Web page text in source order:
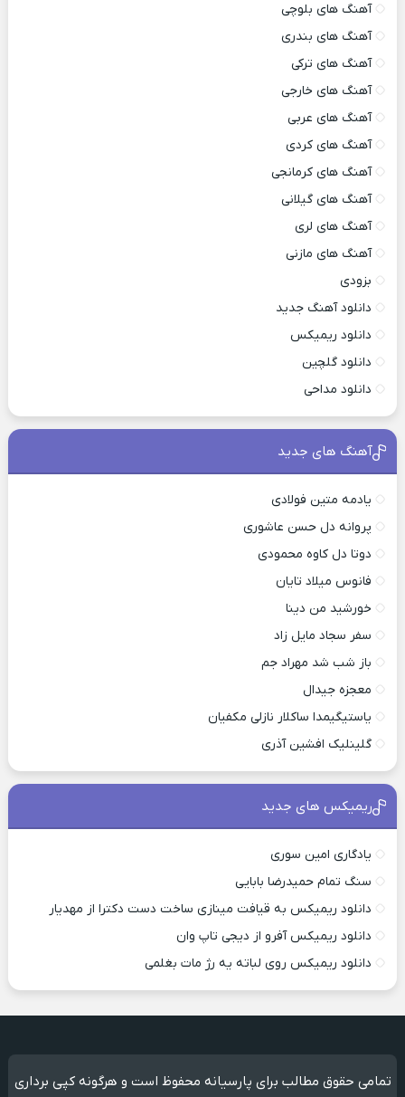
آهنگ های بلوچی
آهنگ های بندری
آهنگ های ترکی
آهنگ های خارجی
آهنگ های عربی
آهنگ های کردی
آهنگ های کرمانجی
آهنگ های گیلانی
آهنگ های لری
آهنگ های مازنی
بزودی
دانلود آهنگ جدید
دانلود ریمیکس
دانلود گلچین
دانلود مداحی
آهنگ های جدید
یادمه متین فولادی
پروانه دل حسن عاشوری
دوتا دل کاوه محمودی
فانوس میلاد تایان
خورشید من دینا
سفر سجاد مایل زاد
باز شب شد مهراد جم
معجزه جیدال
یاستیگیمدا ساکلار نازلی مکفیان
گلینلیک افشین آذری
ریمیکس های جدید
یادگاری امین سوری
سنگ تمام حمیدرضا بابایی
دانلود ریمیکس به قیافت مینازی ساخت دست دکترا از مهدیار
دانلود ریمیکس آفرو از ديجی تاپ وان
دانلود ریمیکس روی لباته یه رژ مات بغلمی
تمامی حقوق مطالب برای پارسیانه محفوظ است و هرگونه کپی برداری